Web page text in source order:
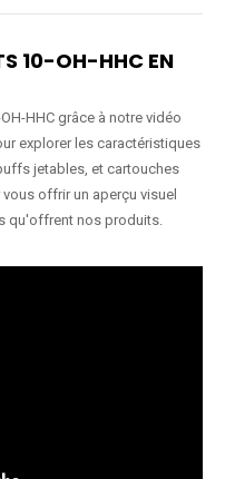
10-OH-HHC EN
HHC grâce à notre vidéo
explorer les caractéristiques
jetables, et cartouches
offrir un aperçu visuel
qu'offrent nos produits.